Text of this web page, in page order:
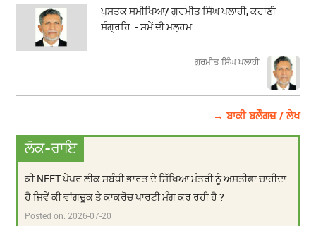
ਪੁਸਤਕ ਸਮੀਖਿਆ/ ਗੁਰਮੀਤ ਸਿੰਘ ਪਲਾਹੀ, ਕਹਾਣੀ
ਸੰਗ੍ਰਹਿ - ਸਮੇਂ ਦੀ ਮਲ੍ਹਮ
ਗੁਰਮੀਤ ਸਿੰਘ ਪਲਾਹੀ
→ ਬਾਕੀ ਬਲੌਗਜ਼ / ਲੇਖ
ਲੋਕ-ਰਾਇ
ਕੀ NEET ਪੇਪਰ ਲੀਕ ਸਬੰਧੀ ਭਾਰਤ ਦੇ ਸਿੱਖਿਆ ਮੰਤਰੀ ਨੂੰ ਅਸਤੀਫਾ ਚਾਹੀਦਾ
ਹੈ ਜਿਵੇਂ ਕੀ ਵਾਂਗਚੂਕ ਤੇ ਕਾਕਰੋਚ ਪਾਰਟੀ ਮੰਗ ਕਰ ਰਹੀ ਹੈ ?
Posted on:2026-07-20